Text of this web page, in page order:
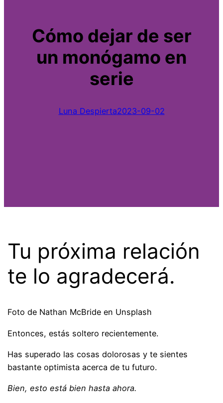
Cómo dejar de ser
un monógamo en
serie
Luna Despierta2023-09-02
Tu próxima relación
te lo agradecerá.
Foto de Nathan McBride en Unsplash
Entonces, estás soltero recientemente.
Has superado las cosas dolorosas y te sientes
bastante optimista acerca de tu futuro.
Bien, esto está bien hasta ahora.